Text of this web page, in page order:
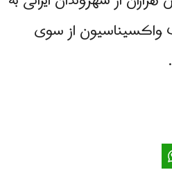
واکسیناسیون از سوی